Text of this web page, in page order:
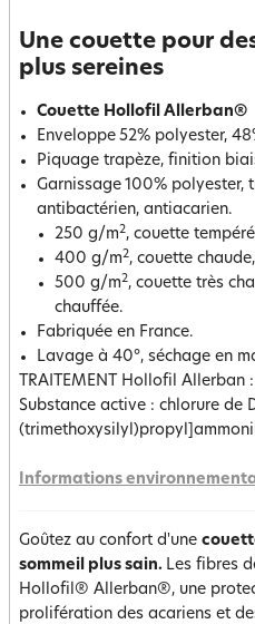
Une couette pour
plus sereines
Couette Hollofil Allerban®
Enveloppe 52% polyester,
Piquage trapèze, finition
Garnissage 100% polyester,
antibactérien, antiacarien.
250 g/m2, couette
400 g/m2, couette
500 g/m2, couette très
chauffée.
Fabriquée en France.
Lavage à 40°, séchage en
TRAITEMENT Hollofil Allerban
Substance active : chlorure de
Informations
Goûtez au confort d'une
sommeil plus sain. Les fibres
Hollofil® Allerban®, une
prolifération des acariens et